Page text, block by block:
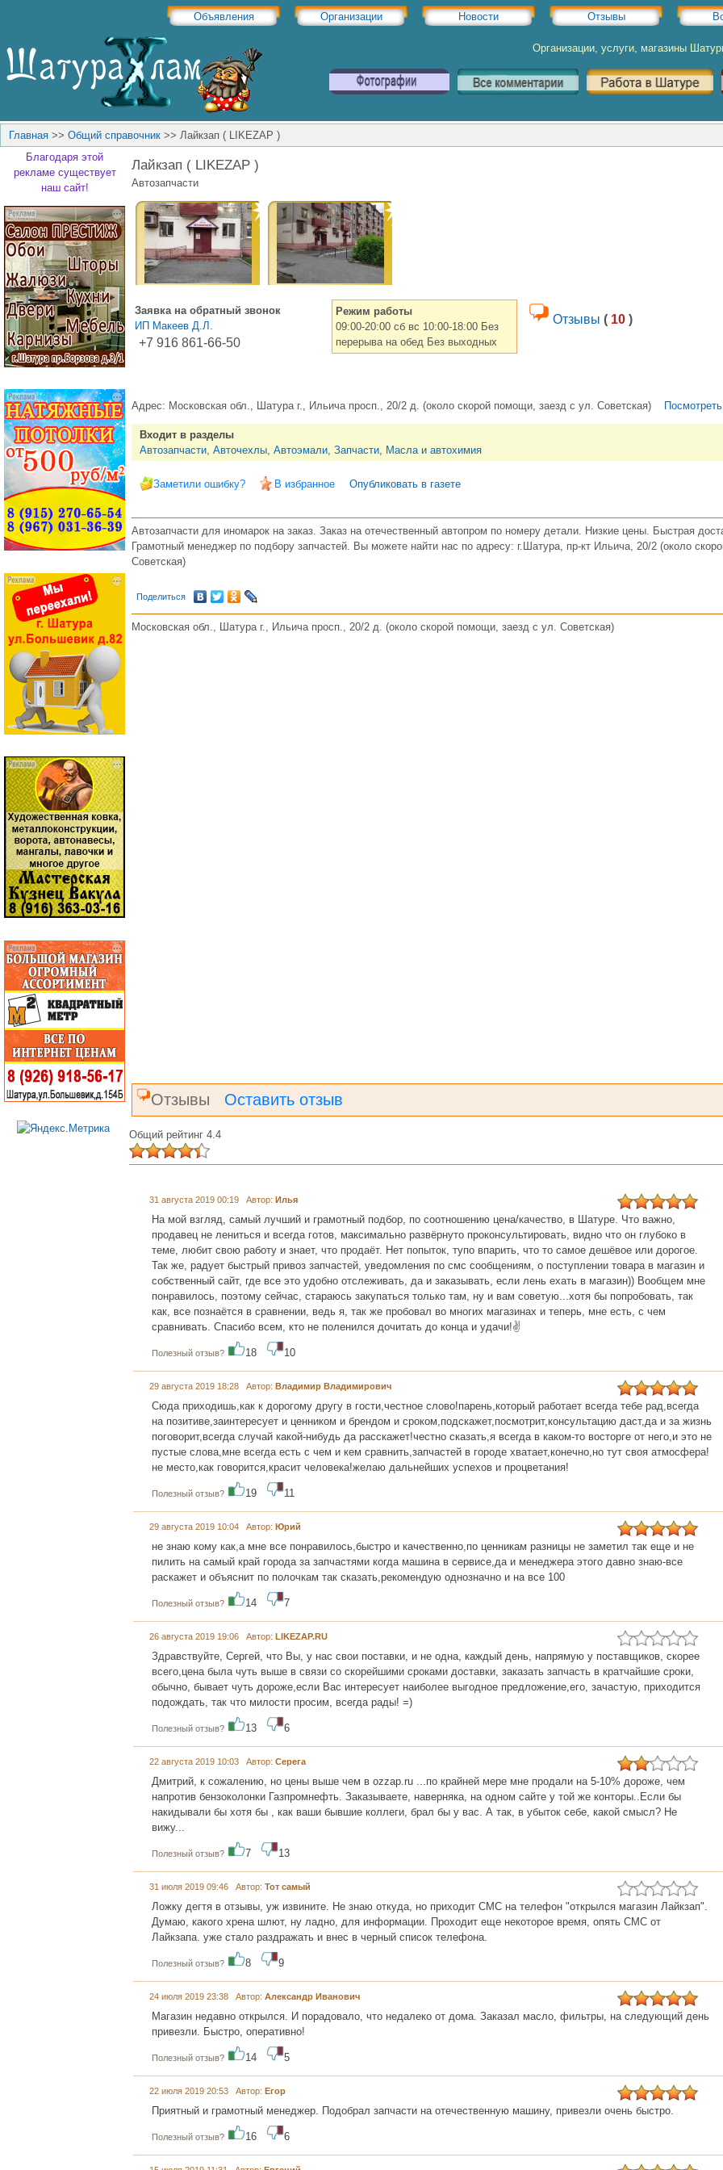
Объявления Организации Новости Отзывы
Организации, услуги, магазины
Главная >> Общий справочник >> Лайкзап ( LIKEZAP )
Благодаря этой
рекламе существует
наш сайт!
Лайкзап ( LIKEZAP )
Автозапчасти
Заявка на обратный звонок
ИП Макеев Д.Л.
+7 916 861-66-50
Режим работы
09:00-20:00 сб вс 10:00-18:00 Без
перерыва на обед Без выходных
Отзывы ( 10 )
Адрес: Московская обл., Шатура г., Ильича просп., 20/2 д. (около скорой помощи, заезд с ул. Советская)
Входит в разделы
Автозапчасти, Авточехлы, Автоэмали, Запчасти, Масла и автохимия
Заметили ошибку? В избранное Опубликовать в газете
Автозапчасти для иномарок на заказ. Заказ на отечественный автопром по номеру детали. Низкие цены. Быстрая
Грамотный менеджер по подбору запчастей. Вы можете найти нас по адресу: г.Шатура, пр-кт Ильича, 20/2 (около
Советская)
Поделиться
Московская обл., Шатура г., Ильича просп., 20/2 д. (около скорой помощи, заезд с ул. Советская)
Отзывы Оставить отзыв
Общий рейтинг 4.4
31 августа 2019 00:19 Автор: Илья
На мой взгляд, самый лучший и грамотный подбор, по соотношению цена/качество, в Шатуре. Что важно,
продавец не лениться и всегда готов, максимально развёрнуто проконсультировать, видно что он глубоко в
теме, любит свою работу и знает, что продаёт. Нет попыток, тупо впарить, что то самое дешёвое или дорогое.
Так же, радует быстрый привоз запчастей, уведомления по смс сообщениям, о поступлении товара в магазин и
собственный сайт, где все это удобно отслеживать, да и заказывать, если лень ехать в магазин)) Вообщем мне
понравилось, поэтому сейчас, стараюсь закупаться только там, ну и вам советую...хотя бы попробовать, так
как, все познаётся в сравнении, ведь я, так же пробовал во многих магазинах и теперь, мне есть, с чем
сравнивать. Спасибо всем, кто не поленился дочитать до конца и удачи!✌️
Полезный отзыв? 18 10
29 августа 2019 18:28 Автор: Владимир Владимирович
Сюда приходишь,как к дорогому другу в гости,честное слово!парень,который работает всегда тебе рад,всегда
на позитиве,заинтересует и ценником и брендом и сроком,подскажет,посмотрит,консультацию даст,да и за жизнь
поговорит,всегда случай какой-нибудь да расскажет!честно сказать,я всегда в каком-то восторге от него,и это не
пустые слова,мне всегда есть с чем и кем сравнить,запчастей в городе хватает,конечно,но тут своя атмосфера!
не место,как говорится,красит человека!желаю дальнейших успехов и процветания!
Полезный отзыв? 19 11
29 августа 2019 10:04 Автор: Юрий
не знаю кому как,а мне все понравилось,быстро и качественно,по ценникам разницы не заметил так еще и не
пилить на самый край города за запчастями когда машина в сервисе,да и менеджера этого давно знаю-все
раскажет и объяснит по полочкам так сказать,рекомендую однозначно и на все 100
Полезный отзыв? 14 7
26 августа 2019 19:06 Автор: LIKEZAP.RU
Здравствуйте, Сергей, что Вы, у нас свои поставки, и не одна, каждый день, напрямую у поставщиков, скорее
всего,цена была чуть выше в связи со скорейшими сроками доставки, заказать запчасть в кратчайшие сроки,
обычно, бывает чуть дороже,если Вас интересует наиболее выгодное предложение,его, зачастую, приходится
подождать, так что милости просим, всегда рады! =)
Полезный отзыв? 13 6
22 августа 2019 10:03 Автор: Серега
Дмитрий, к сожалению, но цены выше чем в ozzap.ru ...по крайней мере мне продали на 5-10% дороже, чем
напротив бензоколонки Газпромнефть. Заказываете, наверняка, на одном сайте у той же конторы..Если бы
накидывали бы хотя бы , как ваши бывшие коллеги, брал бы у вас. А так, в убыток себе, какой смысл? Не
вижу...
Полезный отзыв? 7 13
31 июля 2019 09:46 Автор: Тот самый
Ложку дегтя в отзывы, уж извините. Не знаю откуда, но приходит СМС на телефон "открылся магазин Лайкзап".
Думаю, какого хрена шлют, ну ладно, для информации. Проходит еще некоторое время, опять СМС от
Лайкзапа. уже стало раздражать и внес в черный список телефона.
Полезный отзыв? 8 9
24 июля 2019 23:38 Автор: Александр Иванович
Магазин недавно открылся. И порадовало, что недалеко от дома. Заказал масло, фильтры, на следующий день
привезли. Быстро, оперативно!
Полезный отзыв? 14 5
22 июля 2019 20:53 Автор: Егор
Приятный и грамотный менеджер. Подобрал запчасти на отечественную машину, привезли очень быстро.
Полезный отзыв? 16 6